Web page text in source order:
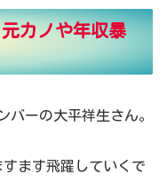
カノや年収暴
バーの大平祥生さん。
ます飛躍していくで